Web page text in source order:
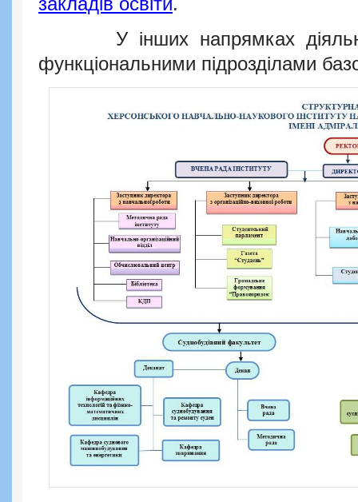
У інших напрямках
функціональними підрозділами